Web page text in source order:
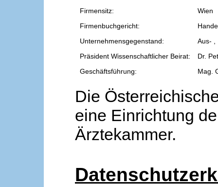
Firmensitz:
Wien
Firmenbuchgericht:
Unternehmensgegenstand:
Aus- ,
Präsident Wissenschaftlicher Beirat:
Dr.
Geschäftsführung:
Mag.
Die
eine Einrichtung
Ärztekammer.